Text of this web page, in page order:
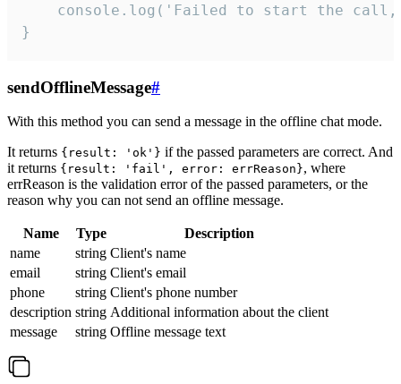
console.log('Failed to start the
}
sendOfflineMessage#
With this method you can send a message in the offline chat mode.
It returns {result: 'ok'} if the passed parameters are correct. And
it returns {result: 'fail', error: errReason}, where
errReason is the validation error of the passed parameters, or the
reason why you can not send an offline message.
Name Type
Description
name
string Client's name
email
string Client's email
phone
string Client's phone number
description string Additional information about the client
message
string Offline message text